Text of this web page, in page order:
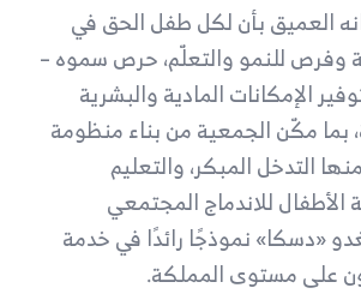
العميق بأن لكل طفل الحق في
وفرص للنمو والتعلّم، حرص سموه–
الإمكانات المادية والبشرية
بما مكّن الجمعية من بناء منظومة
التدخل المبكر، والتعليم
الأطفال للاندماج المجتمعي
«دسكا» نموذجًا رائدًا في خدمة
على مستوى المملكة.